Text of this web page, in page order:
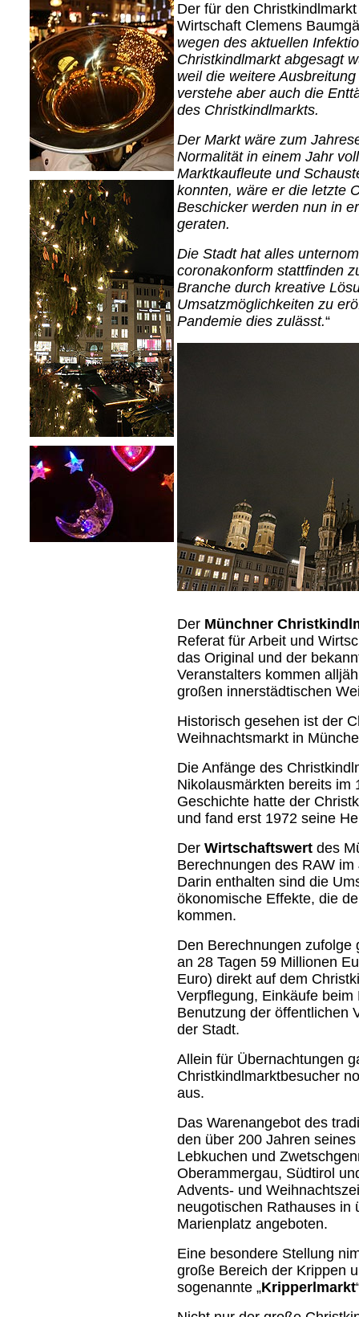
Der für den
Wirtschaft Clemens
wegen des aktuellen
Christkindlmarkt abgesagt
weil die weitere
verstehe aber auch die
des Christkindlmarkts.
Der Markt wäre zum
Normalität in einem Jahr
Marktkaufleute und
konnten, wäre er die letzte
Beschicker werden nun in
geraten.
Die Stadt hat alles
coronakonform stattfinden
Branche durch kreative
Umsatzmöglichkeiten zu
Pandemie dies zulässt.“
Der Münchner
Referat für Arbeit und
das Original und der
Veranstalters kommen
großen innerstädtischen
Historisch gesehen ist der
Weihnachtsmarkt in
Die Anfänge des
Nikolausmärkten bereits im
Geschichte hatte der
und fand erst 1972 seine
Der Wirtschaftswert des
Berechnungen des RAW
Darin enthalten sind die
ökonomische Effekte, die
kommen.
Den Berechnungen
an 28 Tagen 59 Millionen
Euro) direkt auf dem
Verpflegung, Einkäufe
Benutzung der öffentlichen
der Stadt.
Allein für Übernachtungen
Christkindlmarktbesucher
aus.
Das Warenangebot des
den über 200 Jahren
Lebkuchen und
Oberammergau, Südtirol
Advents- und
neugotischen Rathauses in
Marienplatz angeboten.
Eine besondere Stellung
große Bereich der Krippen
sogenannte „Kripperlmarkt